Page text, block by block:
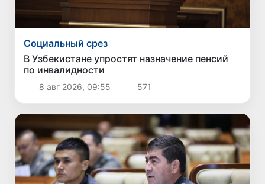
Социальный срез
В Узбекистане упростят назначение пенсий
по инвалидности
8 авг 2026, 09:55 571